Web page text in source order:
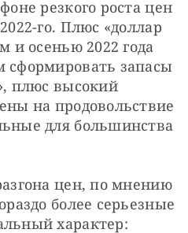
резкого роста цен
го. Плюс «доллар
и осенью 2022 года
сформировать запасы
плюс высокий
на продовольствие
для большинства
цен, по мнению
более серьезные